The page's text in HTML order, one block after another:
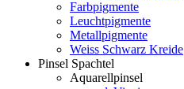
Farbpigmente
Leuchtpigmente
Metallpigmente
Weiss Schwarz Kreide
Pinsel Spachtel
Aquarellpinsel